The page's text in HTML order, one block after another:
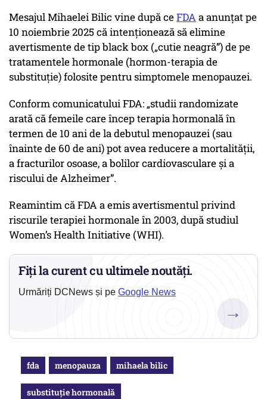
Mesajul Mihaelei Bilic vine după ceFDAa anunţat pe
10 noiembrie 2025 că intenţionează să elimine
avertismente de tip black box („cutie neagră”) de pe
tratamentele hormonale (hormon-terapia de
substituţie) folosite pentru simptomele menopauzei.
Conform comunicatului FDA: „studii randomizate
arată că femeile care încep terapia hormonală în
termen de 10 ani de la debutul menopauzei (sau
înainte de 60 de ani) pot avea reducere a mortalităţii,
a fracturilor osoase, a bolilor cardiovasculare şi a
riscului de Alzheimer”.
Reamintim că FDA a emis avertismentul privind
riscurile terapiei hormonale în 2003, după studiul
Women’s Health Initiative (WHI).
Fiți la curent cu ultimele noutăți.
Urmăriți DCNews și pe Google News
→
fda menopauza mihaela bilic
substituție hormonală